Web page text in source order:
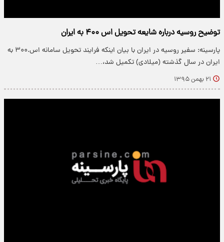
توضیح روسیه درباره شایعه تحویل اس ۴۰۰ به ایران
پارسینه: سفیر روسیه در ایران با بیان اینکه فرایند تحویل سامانه اس.۳۰۰ به
ایران در سال گذشته (میلادی) تکمیل شد،…
۲۱ بهمن ۱۳۹۵